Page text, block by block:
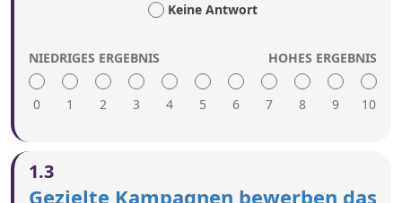
Keine Antwort
NIEDRIGES ERGEBNIS
0 1 2 3 4 5 6 7 8 9
HOHES ERGEBNIS
10
1.3
Gezielte Kampagnen bewerben das